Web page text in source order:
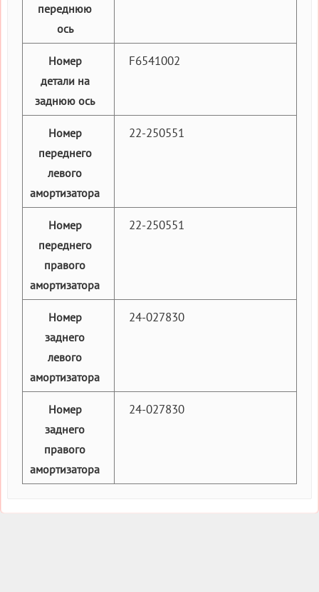
переднюю
ось
Номер
детали на
заднюю ось
F6541002
Номер
переднего
левого
амортизатора
22-250551
Номер
переднего
правого
амортизатора
22-250551
Номер
заднего
левого
амортизатора
24-027830
Номер
заднего
правого
амортизатора
24-027830